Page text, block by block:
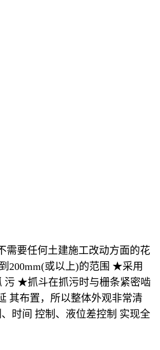
要任何土建施工改动方面的花
200mm(或以上)的范围 ★采用
污 ★抓斗在抓污时与栅条紧密啮
其布置，所以整体外观非常清
时间 控制、液位差控制 实现全